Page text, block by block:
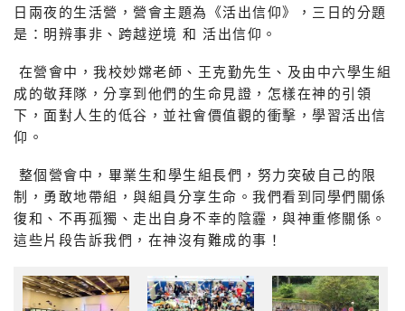
日兩夜的生活營，營會主題為《活出信仰》，三日的分題
是：明辨事非、跨越逆境 和 活出信仰。
在營會中，我校妙嫦老師、王克勤先生、及由中六學生組
成的敬拜隊，分享到他們的生命見證，怎樣在神的引領
下，面對人生的低谷，並社會價值觀的衝擊，學習活出信
仰。
整個營會中，畢業生和學生組長們，努力突破自己的限
制，勇敢地帶組，與組員分享生命。我們看到同學們關係
復和、不再孤獨、走出自身不幸的陰霾，與神重修關係。
這些片段告訴我們，在神沒有難成的事！